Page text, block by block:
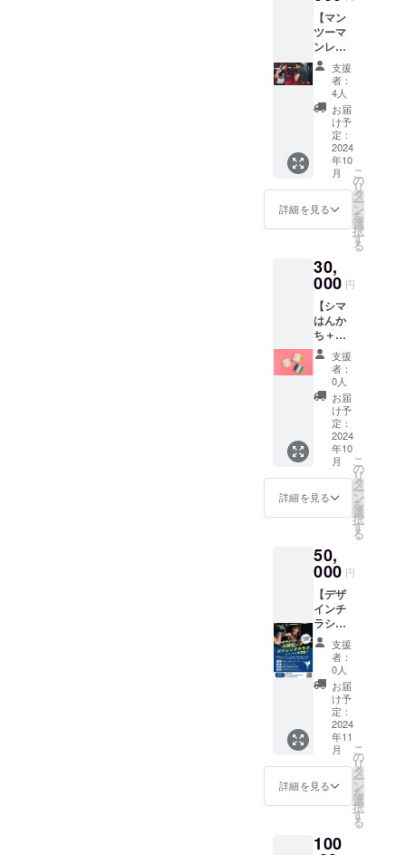
い。
も1時間
半マン
ツーマ
ンで
しっか
り教え
ます！
もちろ
んご友
人やご
家族で
の参加
も大歓
迎！ ・
実施概
または
土曜日)
・有効
期限：
団体が
存続す
る限り
・受講
方法：
実施場
所は奄
美市名
瀬運動
公園格
技場で
す。実
施場所
者でご
負担く
い。
【マン
ツーマ
ンレッ
スン(3
回分)】
・シャ
ドーボ
クシン
グ ・
ミット
練習 ・
コンビ
ネー
ション
練習 ・
ライト
リング
1時間半
のマン
ツーマ
ンレッ
スン×3
回分！
ご友人
やご家
族での
参加も
大歓
迎！ ・
実施概
要：90
分×3回
(水曜日
期限：
団体が
存続す
る限り
・受講
方法：
実施場
所は奄
美市名
瀬運動
公園格
技場で
す。実
施場所
までの
交通費
は支援
い。
支援
者：
4人
お届
け予
定：
2024
年10
月
詳細を見る
こ
の
リ
タ
ー
ン
を
選
択
す
る
30,
000 円
【シマ
はんか
ち＋マ
ンツー
マン
レッス
ン3回】
1時間半
のマン
ツーマ
ンレッ
スン3回
+奄美大
島新商
品の
「シマ
ち」を
お送り
ます！
・実施
概要：
90分×3
回(水曜
日また
は土曜
日) ・有
効期
限：団
体が存
続する
限り ・
受講方
法：実
運動公
支援
者：
0人
お届
け予
定：
2024
年10
月
詳細を見る
こ
の
リ
タ
ー
ン
を
選
択
す
る
50,
000 円
【デザ
インチ
ラシ作
りま
す！】
本業の
デザイ
ンを活
かして
チラ
シ・ポ
スター
を作成
しま
す！ 過
去の作
は下記
支援
者：
0人
お届
け予
定：
2024
年11
月
詳細を見る
こ
の
リ
タ
ー
ン
を
選
択
す
る
100